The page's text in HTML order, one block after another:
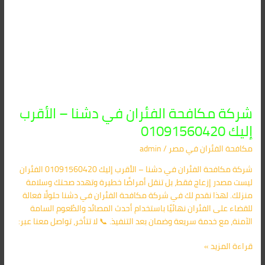
شركة مكافحة الفئران في دشنا – الأقرب
إليك 01091560420
مكافحة الفئران​ في مصر/
admin
شركة مكافحة الفئران في دشنا – الأقرب إليك 01091560420 الفئران
ليست مصدر إزعاج فقط، بل تنقل أمراضًا خطيرة وتهدد صحتك وسلامة
منزلك. لهذا نقدم لك في شركة مكافحة الفئران في دشنا حلولًا فعالة
للقضاء على الفئران نهائيًا باستخدام أحدث المصائد والطُعوم السامة
الآمنة، مع خدمة سريعة وضمان بعد التنفيذ. 📞 لا تتأخر، تواصل معنا عبر:
قراءة المزيد »